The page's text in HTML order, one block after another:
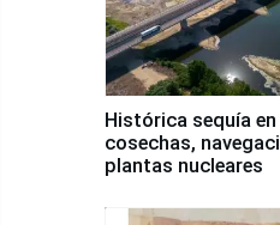
Histórica sequía
cosechas,
plantas nucleares